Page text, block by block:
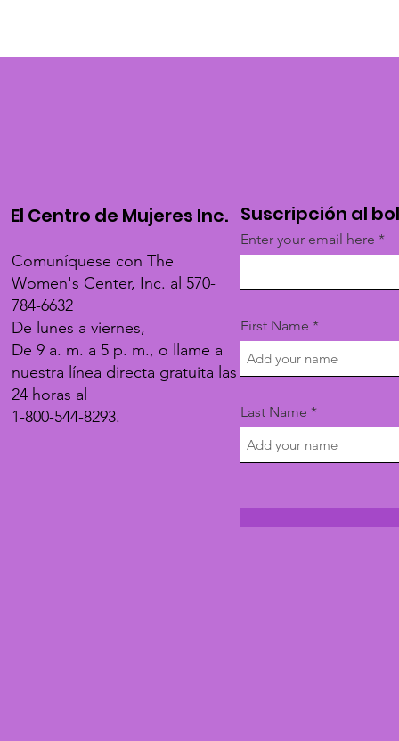
El Centro de Mujeres Inc.
Comuníquese con The
Women's Center, Inc. al 570-
784-6632
De lunes a viernes,
De 9 a. m. a 5 p. m., o llame a
nuestra línea directa gratuita las
24 horas al
1-800-544-8293.
Suscripción al
Enter your email here
First Name
Last Name